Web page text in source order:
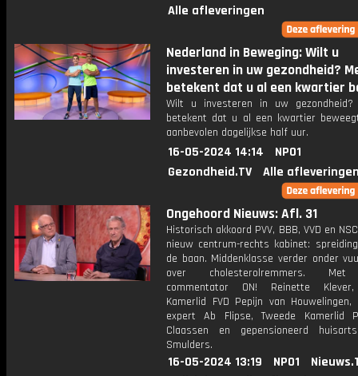
Alle afleveringen
Nederland in Beweging: Wilt u
investeren in uw gezondheid?
betekent dat u al een kwartier
Wilt u investeren in uw gezondheid?
betekent dat u al een kwartier
aanbevolen dagelijkse half uur.
16-05-2024 14:14
NPO1
Gezondheid.TV
Alle
Ongehoord Nieuws: Afl. 31
Historisch akkoord PVV, BBB, VVD en
nieuw centrum-rechts kabinet:
de baan. Middenklasse verder onder
over cholesterolremmers. Met
commentator ON! Reinette
Kamerlid FVD Pepijn van Houwelingen,
expert Ab Flipse, Tweede Kamerlid
Claassen en gepensioneerd
Smulders.
16-05-2024 13:19 NPO1